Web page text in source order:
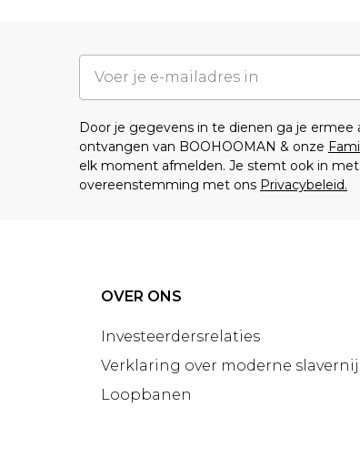
Door je gegevens in te dienen ga je
ontvangen van BOOHOOMAN & onze
elk moment afmelden. Je stemt ook in
overeenstemming met ons Privacybeleid.
OVER ONS
Investeerdersrelaties
Verklaring over moderne slavernij
Loopbanen